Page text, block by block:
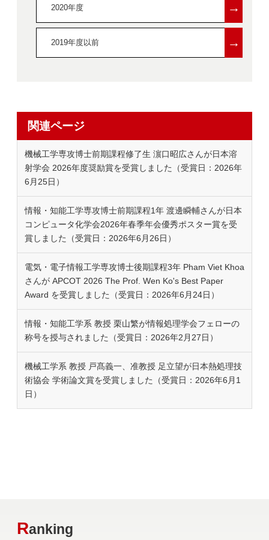
2020年度 →
2019年度以前 →
関連ページ
機械工学専攻博士前期課程修了生 濵口昭広さんが日本溶
射学会 2026年度奨励賞を受賞しました（受賞日：2026年
6月25日）
情報・知能工学専攻博士前期課程1年 渡邊瞬輔さんが日本
コンピュータ化学会2026年春季年会優秀ポスター賞を受
賞しました（受賞日：2026年6月26日）
電気・電子情報工学専攻博士後期課程3年 Pham Viet Khoa
さんが APCOT 2026 The Prof. Wen Ko's Best Paper
Award を受賞しました（受賞日：2026年6月24日）
情報・知能工学系 教授 栗山繁が情報処理学会フェローの
称号を授与されました（受賞日：2026年2月27日）
機械工学系 教授 戸髙義一、准教授 足立望が日本熱処理技
術協会 学術論文賞を受賞しました（受賞日：2026年6月1
日）
Ranking